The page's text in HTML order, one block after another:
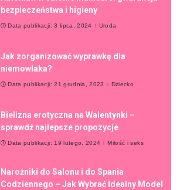
bezpieczeństwa i higieny
Data publikacji: 3 lipca, 2024 Uroda
Jak zorganizować wyprawkę dla
niemowlaka?
Data publikacji: 21 grudnia, 2023 Dziecko
Bielizna erotyczna na Walentynki –
sprawdź najlepsze propozycje
Data publikacji: 19 lutego, 2024 Miłość i seks
Narożniki do Salonu i do Spania
Codziennego – Jak Wybrać Idealny Model